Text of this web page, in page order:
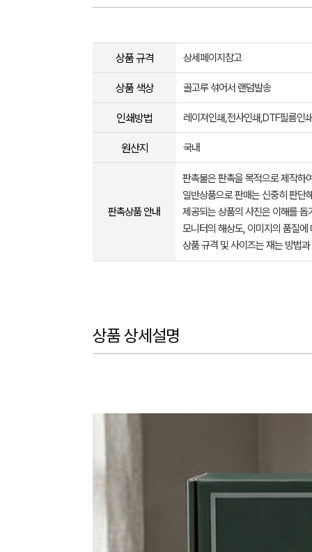
상품 규격 상세페이지참고
상품 색상 골고루 섞어서 랜덤발송
인쇄방법 레이져인쇄,전사인쇄,DTF필름인
원산지 국내
판촉상품 안내
판촉물은 판촉을 목적으로 제작하
일반상품으로 판매는 신중히 판단
제공되는 상품의 사진은 이해를
모니터의 해상도, 이미지의 품질
상품 규격 및 사이즈는 재는 방법
상품 상세설명